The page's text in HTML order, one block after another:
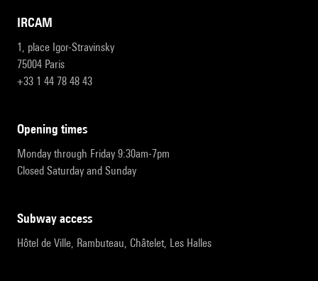
IRCAM
1, place Igor-Stravinsky
75004 Paris
+33 1 44 78 48 43
opening times
Monday through Friday 9:30am-7pm
Closed Saturday and Sunday
subway access
Hôtel de Ville, Rambuteau, Châtelet, Les Halles